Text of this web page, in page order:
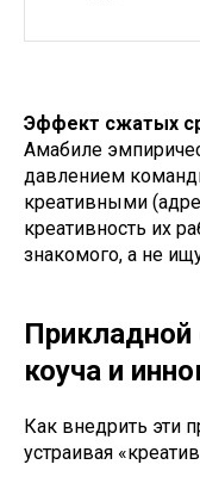
Эффект сжатых
Амабиле
давлением
креативными
креативность их
знакомого, а не
коуча и
Как внедрить эти
устраивая